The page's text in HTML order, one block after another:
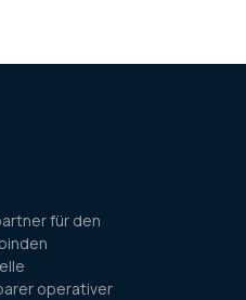
für den
operativer